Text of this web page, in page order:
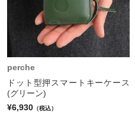
perche
ドット型押スマートキーケース
(グリーン)
¥6,930 （税込）